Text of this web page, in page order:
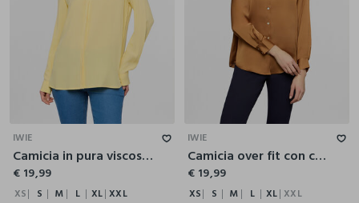
M XL
XXL
IWIE
Camicia in pura viscosa donna
€ 19,99
XS S M L XL XXL
L XL
XXL
IWIE
Camicia over fit con colletto alla francese in raso donna
€ 19,99
XS S M L XL XXL